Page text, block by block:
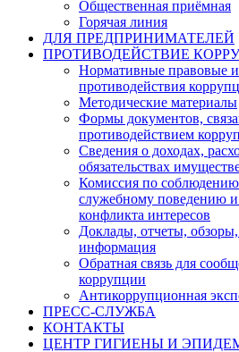
Общественная приёмная
Горячая линия
ДЛЯ ПРЕДПРИНИМАТЕЛЕЙ
ПРОТИВОДЕЙСТВИЕ
Нормативные правовые
противодействия
Методические материалы
Формы документов,
противодействием
Сведения о доходах,
обязательствах
Комиссия по
служебному поведению
конфликта интересов
Доклады, отчеты, обзоры,
информация
Обратная связь для
коррупции
Антикоррупционная
ПРЕСС-СЛУЖБА
КОНТАКТЫ
ЦЕНТР ГИГИЕНЫ И